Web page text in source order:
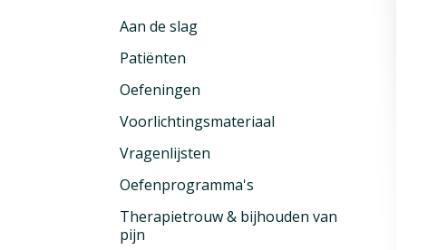
Aan de slag
Patiënten
Oefeningen
Voorlichtingsmateriaal
Vragenlijsten
Oefenprogramma's
Therapietrouw & bijhouden van
pijn